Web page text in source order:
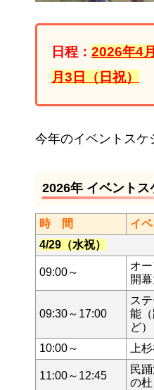
日程： 2026年4
月3日（日祝）
今年のイベントスケ
2026年 イベントス
時 間
イ
4/29（水祝）
09:00～
オ
開
09:30～17:00
ス
能
ど）
10:00～
上
11:00～12:45
民
の杜